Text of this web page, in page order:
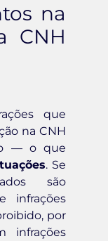
na
CNH
que
na CNH
— o que
. Se
são
infrações
por
infrações